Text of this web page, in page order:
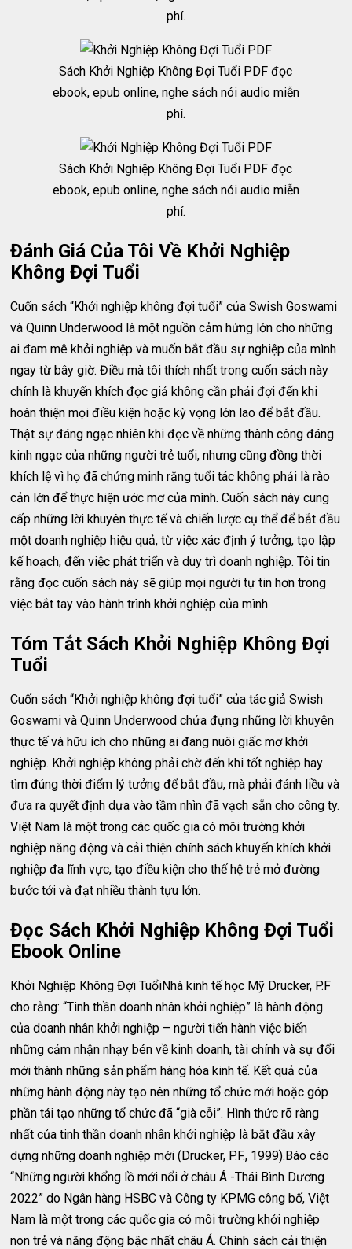
phí.
Sách Khởi Nghiệp Không Đợi Tuổi PDF đọc
ebook, epub online, nghe sách nói audio miễn
phí.
Sách Khởi Nghiệp Không Đợi Tuổi PDF đọc
ebook, epub online, nghe sách nói audio miễn
phí.
Đánh Giá Của Tôi Về Khởi Nghiệp
Không Đợi Tuổi
Cuốn sách “Khởi nghiệp không đợi tuổi” của Swish Goswami
và Quinn Underwood là một nguồn cảm hứng lớn cho những
ai đam mê khởi nghiệp và muốn bắt đầu sự nghiệp của mình
ngay từ bây giờ. Điều mà tôi thích nhất trong cuốn sách này
chính là khuyến khích đọc giả không cần phải đợi đến khi
hoàn thiện mọi điều kiện hoặc kỳ vọng lớn lao để bắt đầu.
Thật sự đáng ngạc nhiên khi đọc về những thành công đáng
kinh ngạc của những người trẻ tuổi, nhưng cũng đồng thời
khích lệ vì họ đã chứng minh rằng tuổi tác không phải là rào
cản lớn để thực hiện ước mơ của mình. Cuốn sách này cung
cấp những lời khuyên thực tế và chiến lược cụ thể để bắt đầu
một doanh nghiệp hiệu quả, từ việc xác định ý tưởng, tạo lập
kế hoạch, đến việc phát triển và duy trì doanh nghiệp. Tôi tin
rằng đọc cuốn sách này sẽ giúp mọi người tự tin hơn trong
việc bắt tay vào hành trình khởi nghiệp của mình.
Tóm Tắt Sách Khởi Nghiệp Không Đợi
Tuổi
Cuốn sách “Khởi nghiệp không đợi tuổi” của tác giả Swish
Goswami và Quinn Underwood chứa đựng những lời khuyên
thực tế và hữu ích cho những ai đang nuôi giấc mơ khởi
nghiệp. Khởi nghiệp không phải chờ đến khi tốt nghiệp hay
tìm đúng thời điểm lý tưởng để bắt đầu, mà phải đánh liều và
đưa ra quyết định dựa vào tầm nhìn đã vạch sẵn cho công ty.
Việt Nam là một trong các quốc gia có môi trường khởi
nghiệp năng động và cải thiện chính sách khuyến khích khởi
nghiệp đa lĩnh vực, tạo điều kiện cho thế hệ trẻ mở đường
bước tới và đạt nhiều thành tựu lớn.
Đọc Sách Khởi Nghiệp Không Đợi Tuổi
Ebook Online
Khởi Nghiệp Không Đợi TuổiNhà kinh tế học Mỹ Drucker, P.F
cho rằng: “Tinh thần doanh nhân khởi nghiệp” là hành động
của doanh nhân khởi nghiệp – người tiến hành việc biến
những cảm nhận nhạy bén về kinh doanh, tài chính và sự đổi
mới thành những sản phẩm hàng hóa kinh tế. Kết quả của
những hành động này tạo nên những tổ chức mới hoặc góp
phần tái tạo những tổ chức đã “già cỗi”. Hình thức rõ ràng
nhất của tinh thần doanh nhân khởi nghiệp là bắt đầu xây
dựng những doanh nghiệp mới (Drucker, P.F., 1999).Báo cáo
“Những người khổng lồ mới nổi ở châu Á -Thái Bình Dương
2022” do Ngân hàng HSBC và Công ty KPMG công bố, Việt
Nam là một trong các quốc gia có môi trường khởi nghiệp
non trẻ và năng động bậc nhất châu Á. Chính sách cải thiện